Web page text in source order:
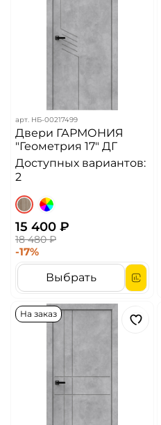
арт. НБ-00217499
Двери ГАРМОНИЯ
"Геометрия 17" ДГ
Доступных вариантов:
2
15 400 ₽
18 480 ₽
-17%
Выбрать
На заказ